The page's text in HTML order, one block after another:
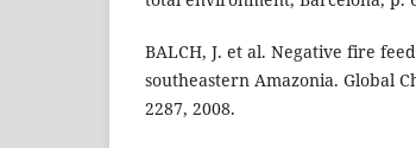
BALCH, J. et al. Negative fire
southeastern Amazonia. Global
2287, 2008.